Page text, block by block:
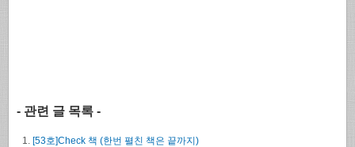
- 관련 글 목록 -
[53호]Check 책 (한번 펼친 책은 끝까지)